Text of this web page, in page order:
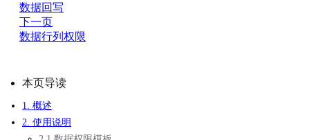
数据回写
下一页
数据行列权限
本页导读
1. 概述
2. 使用说明